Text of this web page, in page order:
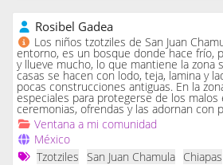
Rosibel Gadea
Los niños tzotziles de San Juan
entorno, es un bosque donde hace frío,
y llueve mucho, lo que mantiene la zona
casas se hacen con lodo, teja, lamina y
pocas construcciones antiguas. En la
especiales para protegerse de los malos
ceremonias, ofrendas y las adornan con
Ventana a mi comunidad
México
Tzotziles
San Juan Chamula Chiapas